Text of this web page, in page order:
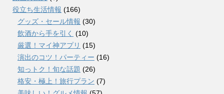
役立ち生活情報 (166)
グッズ・セール情報 (30)
飲酒から手を引く (10)
厳選！マイ神アプリ (15)
演出のコツ！パーティー (16)
知っトク！旬な話題 (26)
格安・極上！旅行プラン (7)